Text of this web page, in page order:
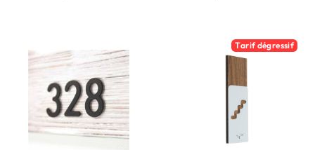
Tarif dégressif